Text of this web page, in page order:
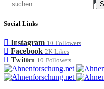
Social Links
Instagram 10 Followers
Facebook 2K Likes
Twitter 10 Followers